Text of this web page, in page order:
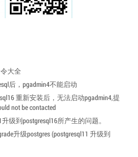
大全
后，pgadmin4不能启动
重新安装后，无法启动pgadmin4,提
not be contacted
级到postgresql16所产生的问题。
升级postgres (postgresql11 升级到